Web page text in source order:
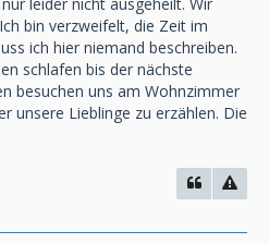
bin verzweifelt, die Zeit im
ich hier niemand beschreiben.
schlafen bis der nächste
besuchen uns am Wohnzimmer
unsere Lieblinge zu erzählen. Die